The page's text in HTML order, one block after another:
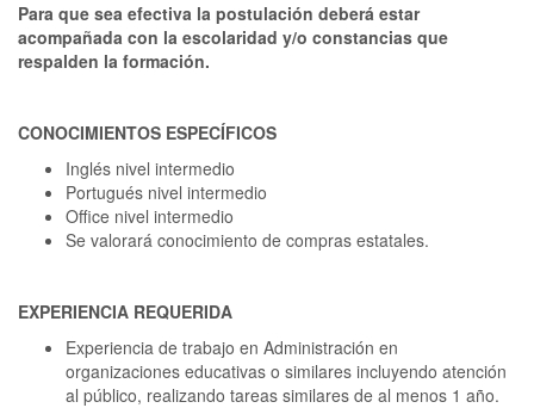
Para que sea efectiva la postulación deberá estar
acompañada con la escolaridad y/o constancias que
respalden la formación.
CONOCIMIENTOS ESPECÍFICOS
Inglés nivel intermedio
Portugués nivel intermedio
Office nivel intermedio
Se valorará conocimiento de compras estatales.
EXPERIENCIA REQUERIDA
Experiencia de trabajo en Administración en
organizaciones educativas o similares incluyendo atención
al público, realizando tareas similares de al menos 1 año.